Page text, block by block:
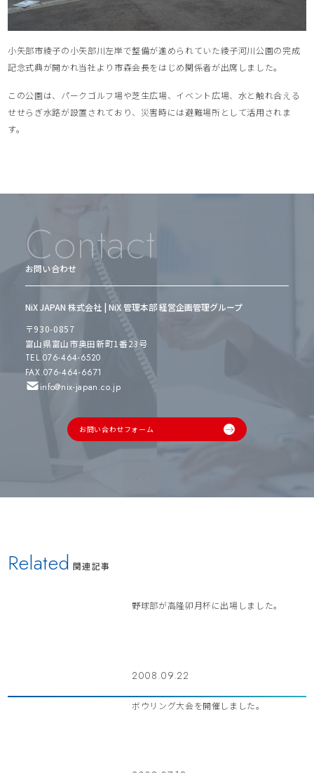
小矢部市綾子の小矢部川左岸で整備が進められていた綾子河川公園の完成
記念式典が開かれ当社より市森会長をはじめ関係者が出席しました。
この公園は、パークゴルフ場や芝生広場、イベント広場、水と触れ合える
せせらぎ水路が設置されており、災害時には避難場所として活用されま
す。
Contact
お問い合わせ
NiX JAPAN 株式会社 | NiX 管理本部 経営企画管理グループ
〒930-0857
富山県富山市奥田新町1番23号
TEL.076-464-6520
FAX.076-464-6671
info@nix-japan.co.jp
お問い合わせフォーム
Related 関連記事
野球部が高隆卯月杯に出場しました。
2008.09.22
ボウリング大会を開催しました。